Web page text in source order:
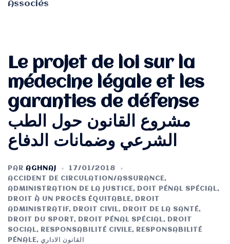
Associés
Le projet de loi sur la
médecine légale et les
garanties de défense
مشروع القانون حول الطب
الشرعي وضمانات الدفاع
PAR AGHNAJ
17/01/2018
ACCIDENT DE CIRCULATION/ASSURANCE,
ADMINISTRATION DE LA JUSTICE, DOIT PÉNAL SPÉCIAL,
DROIT À UN PROCÈS ÉQUITABLE,
DROIT
ADMINISTRATIF, DROIT CIVIL, DROIT DE LA SANTÉ,
DROIT DU SPORT, DROIT PÉNAL SPÉCIAL,
DROIT
SOCIAL, RESPONSABILITÉ CIVILE,
RESPONSABILITÉ
PÉNALE, القانون الاداري